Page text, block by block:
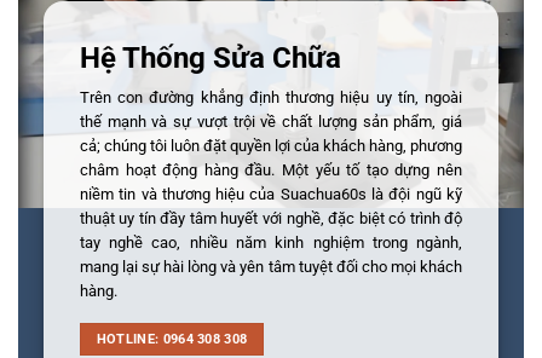
Hệ Thống Sửa Chữa
Trên con đường khẳng định thương hiệu uy tín, ngoài
thế mạnh và sự vượt trội về chất lượng sản phẩm, giá
cả; chúng tôi luôn đặt quyền lợi của khách hàng, phương
châm hoạt động hàng đầu. Một yếu tố tạo dựng nên
niềm tin và thương hiệu của Suachua60s là đội ngũ kỹ
thuật uy tín đầy tâm huyết với nghề, đặc biệt có trình độ
tay nghề cao, nhiều năm kinh nghiệm trong ngành,
mang lại sự hài lòng và yên tâm tuyệt đối cho mọi khách
hàng.
HOTLINE: 0964 308 308